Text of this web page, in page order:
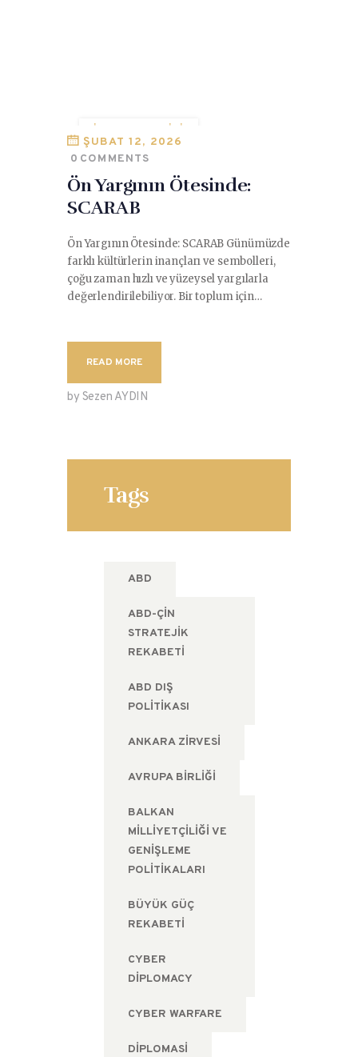
İNSANLIK TARIHI
KÜLTÜR TARIHI
SCARAB
ŞUBAT 12, 2026
0 COMMENTS
Ön Yargının Ötesinde:
SCARAB
Ön Yargının Ötesinde: SCARAB Günümüzde
farklı kültürlerin inançları ve sembolleri,
çoğu zaman hızlı ve yüzeysel yargılarla
değerlendirilebiliyor. Bir toplum için…
READ MORE
by Sezen AYDIN
Tags
ABD
ABD-ÇIN
STRATEJIK
REKABETI
ABD DIŞ
POLITIKASI
ANKARA ZIRVESI
AVRUPA BIRLIĞI
BALKAN
MILLIYETÇILIĞI VE
GENIŞLEME
POLITIKALARI
BÜYÜK GÜÇ
REKABETI
CYBER
DIPLOMACY
CYBER WARFARE
DIPLOMASI